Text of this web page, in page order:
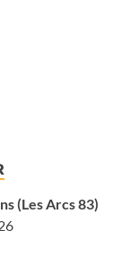
(Les Arcs 83)